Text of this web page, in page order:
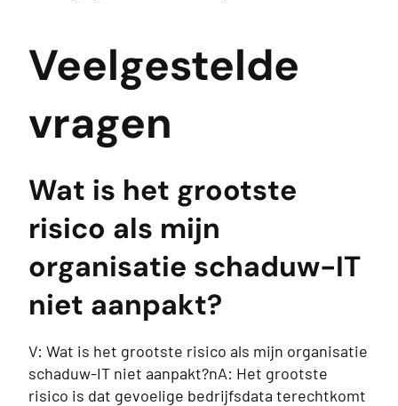
Veelgestelde
vragen
Wat is het grootste
risico als mijn
organisatie schaduw-IT
niet aanpakt?
V: Wat is het grootste risico als mijn organisatie
schaduw-IT niet aanpakt?nA: Het grootste
risico is dat gevoelige bedrijfsdata terechtkomt